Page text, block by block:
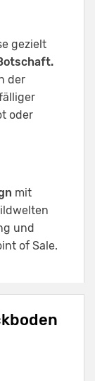
gezielt
der
oder
mit
und
of Sale.